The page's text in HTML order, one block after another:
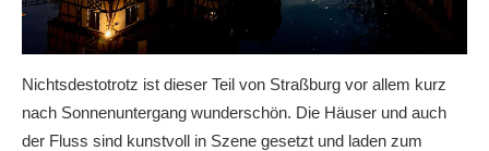
Nichtsdestotrotz ist dieser Teil von Straßburg vor allem kurz
nach Sonnenuntergang wunderschön. Die Häuser und auch
der Fluss sind kunstvoll in Szene gesetzt und laden zum